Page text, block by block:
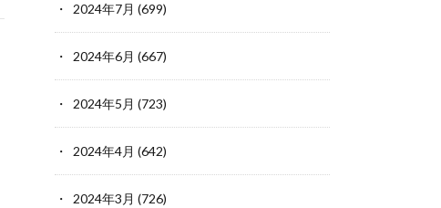
2024年7月 (699)
2024年6月 (667)
2024年5月 (723)
2024年4月 (642)
2024年3月 (726)